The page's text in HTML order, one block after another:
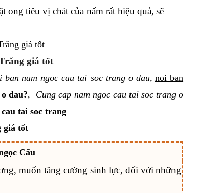
tiêu vị chát của nấm rất hiệu quả, sẽ
giá tốt
ban nam ngoc cau tai soc trang o dau, noi ban
dau?, Cung cap nam ngoc cau tai soc trang o
tai soc trang
giá tốt
Cẩu
muốn tăng cường sinh lực, đối với những